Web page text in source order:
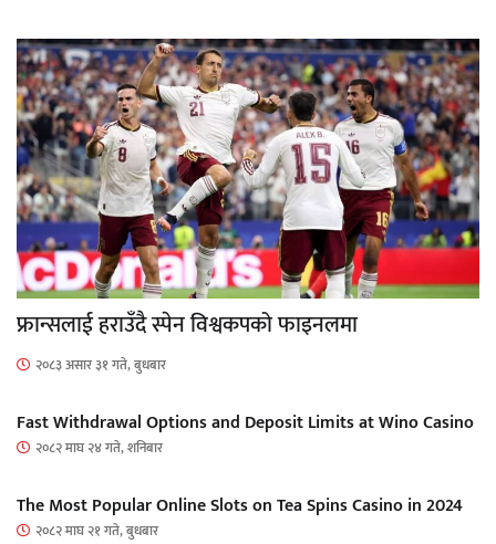
फ्रान्सलाई हराउँदै स्पेन विश्वकपको फाइनलमा
२०८३ असार ३१ गते, बुधबार
Fast Withdrawal Options and Deposit Limits at Wino Casino
२०८२ माघ २४ गते, शनिबार
The Most Popular Online Slots on Tea Spins Casino in 2024
२०८२ माघ २१ गते, बुधबार